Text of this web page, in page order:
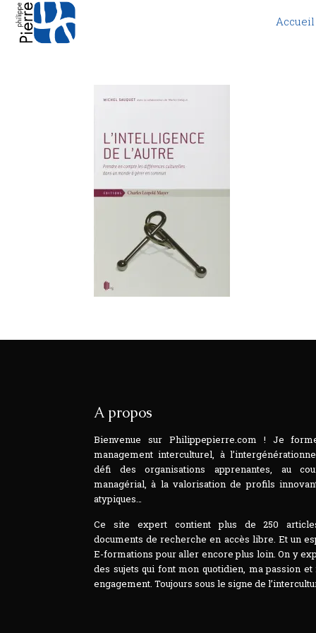
Accueil
A propos
Bienvenue sur Philippepierre.com ! Je
management interculturel, à
défi des organisations apprenantes, au
managérial, à la valorisation de profils
atypiques…
Ce site expert contient plus de 250
documents de recherche en accès libre. Et un
E-formations pour aller encore plus loin. On y
des sujets qui font mon quotidien, ma passion et
engagement. Toujours sous le signe de